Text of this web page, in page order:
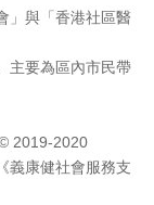
」與「香港社區醫
主要為區內市民帶
2019-2020
義康健社會服務支